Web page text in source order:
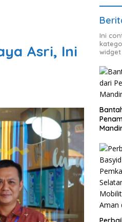
Asri, Ini
Ini